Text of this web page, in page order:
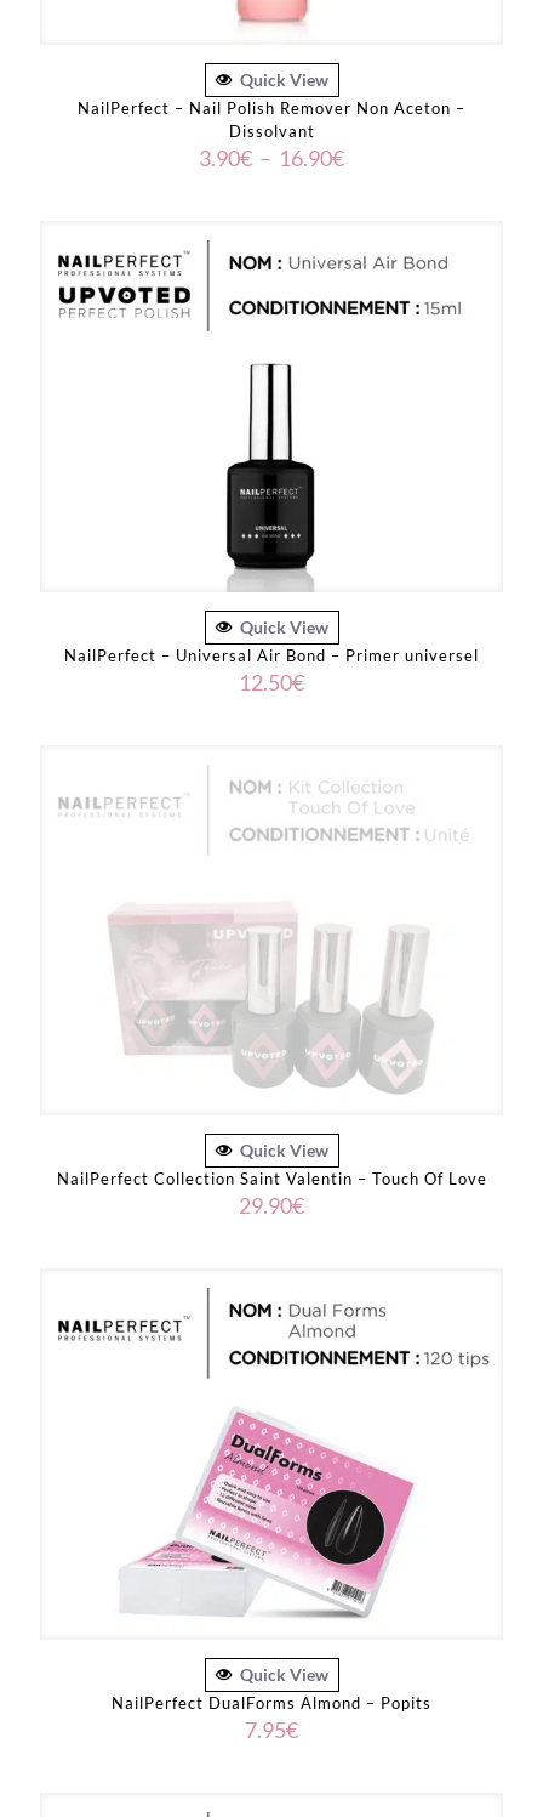
Quick View
NailPerfect – Nail Polish Remover Non Aceton –
Dissolvant
3.90€ – 16.90€Plage
16.90€
Quick View
NailPerfect – Universal Air Bond – Primer universel
12.50€
Quick View
NailPerfect Collection Saint Valentin – Touch Of Love
29.90€
Quick View
NailPerfect DualForms Almond – Popits
7.95€